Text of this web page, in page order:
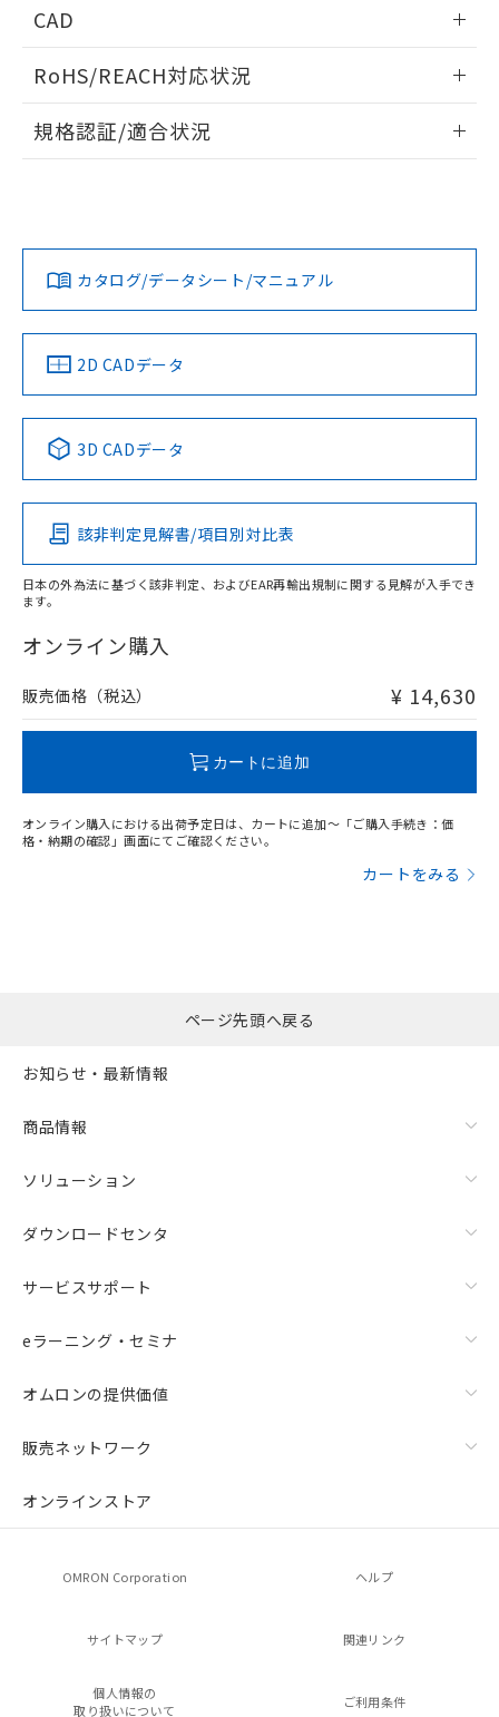
タイムチャート
A: 380mm以上、B: 300mm以上
120mm以上、n: 140mm以上
検出物体の大きさと材質による影響
検出領域
CAD
ドすることができます。
ログイン/会員登録
ダウンロードデータをご利用いただく前に、以下を必ずお読
みください。
ソフトウェアの使用条件
RoHS/REACH対応状況
EU RoHS 注意事項・凡例
対応済み
中国 RoHS 注意事項・凡例
Pb Hg Cd Cr(VI)
O
在庫等で未対応品が混在する可能性があります。
問い合わせください。
規格認証/適合状況
LR型式承認
（イギリス
船舶規格）
DNV型式承認
（ノルウェー
BV型式承認
（フランス
KR型式
（韓国
No No No No
この製品の規格認証/適合状況ページへ
その他の認証はこちらのページからご検索ください
カタログ/データシート/マニュアル
2D CADデータ
3D CADデータ
該非判定見解書/項目別対比表
日本の外為法に基づく該非判定、およびEAR再輸出規制に関する見解が入手でき
ます。
オンライン購入
販売価格（税込） ¥ 14,630
カートに追加
オンライン購入における出荷予定日は、カートに追加～「ご購入手続き：価
格・納期の確認」画面にてご確認ください。
カートをみる
ページ先頭へ戻る
お知らせ・最新情報
商品情報
ソリューション
ダウンロードセンタ
サービスサポート
eラーニング・セミナ
オムロンの提供価値
販売ネットワーク
オンラインストア
OMRON Corporation ヘルプ
サイトマップ 関連リンク
個人情報の
取り扱いについて
ご利用条件